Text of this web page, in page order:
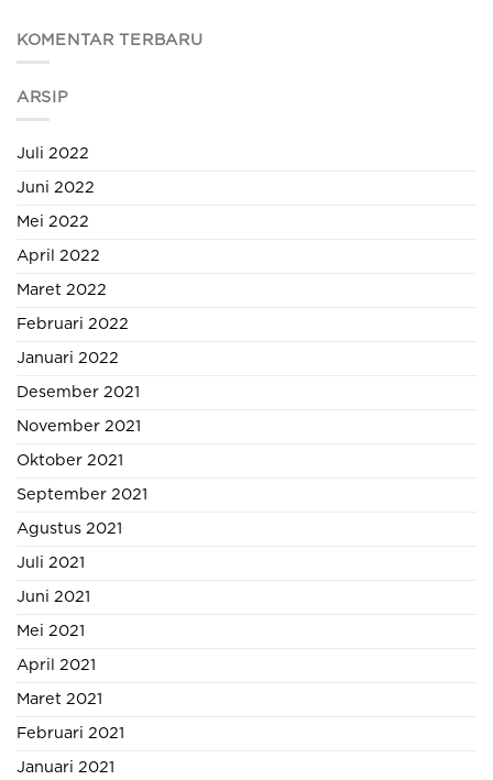
KOMENTAR TERBARU
ARSIP
Juli 2022
Juni 2022
Mei 2022
April 2022
Maret 2022
Februari 2022
Januari 2022
Desember 2021
November 2021
Oktober 2021
September 2021
Agustus 2021
Juli 2021
Juni 2021
Mei 2021
April 2021
Maret 2021
Februari 2021
Januari 2021